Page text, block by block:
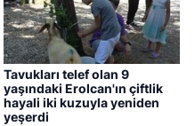
Tavukları telef olan 9
yaşındaki Erolcan'ın çiftlik
hayali iki kuzuyla yeniden
yeşerdi